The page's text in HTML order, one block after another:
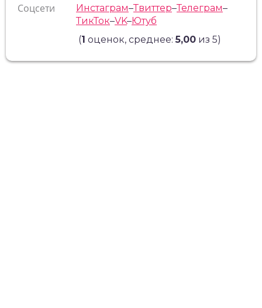
Соцсети Инстаграм–Твиттер–Телеграм–
ТикТок–VK–Ютуб
(1 оценок, среднее:5,00 из 5)